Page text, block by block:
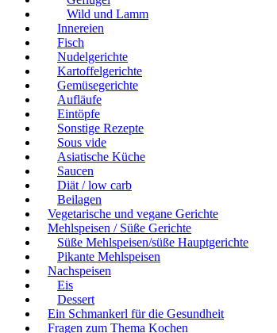
Wild und Lamm
Innereien
Fisch
Nudelgerichte
Kartoffelgerichte
Gemüsegerichte
Aufläufe
Eintöpfe
Sonstige Rezepte
Sous vide
Asiatische Küche
Saucen
Diät / low carb
Beilagen
Vegetarische und vegane Gerichte
Mehlspeisen / Süße Gerichte
Süße Mehlspeisen/süße Hauptgerichte
Pikante Mehlspeisen
Nachspeisen
Eis
Dessert
Ein Schmankerl für die Gesundheit
Fragen zum Thema Kochen